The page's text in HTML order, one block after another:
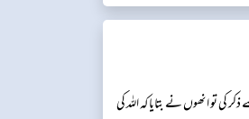
تو انھوں نے بتایا کہ اللہ کی